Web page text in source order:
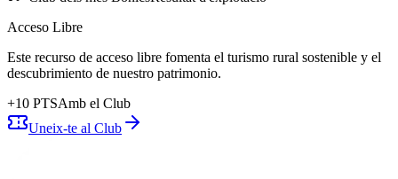
Acceso Libre
Este recurso de acceso libre fomenta el turismo rural sostenible y el
descubrimiento de nuestro patrimonio.
+10 PTSAmb el Club
Uneix-te al Club